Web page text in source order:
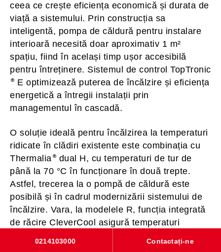
ceea ce crește eficiența economică și durata de
viață a sistemului. Prin construcția sa
inteligentă, pompa de căldură pentru instalare
interioară necesită doar aproximativ 1 m²
spațiu, fiind în același timp ușor accesibilă
pentru întreținere. Sistemul de control TopTronic
E optimizează puterea de încălzire și eficiența
energetică a întregii instalații prin
managementul în cascadă.
O soluție ideală pentru încălzirea la temperaturi
ridicate în clădiri existente este combinația cu
Thermalia
dual H, cu temperaturi de tur de
până la 70 °C în funcționare în două trepte.
Astfel, trecerea la o pompă de căldură este
posibilă și în cadrul modernizării sistemului de
încălzire. Vara, la modelele R, funcția integrată
de răcire CleverCool asigură temperaturi
0214103000 Contactați-ne